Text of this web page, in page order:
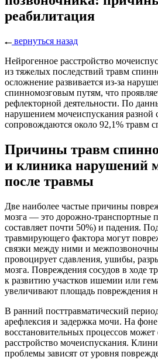
реабилитация
вернуться назад
Нейрогенное расстройство
из тяжелых последствий травм
осложнение развивается из-за
спинномозговым путям, что
рефлекторной деятельности. По
нарушением мочеиспускания разной
сопровождаются около 92,1% травм
Причины травм
и клиника нарушений
после травмы
Две наиболее частые причины
мозга — это дорожно-транспортные
составляет почти 50%) и падения.
травмирующего фактора могут
связки между ними и
провоцирует сдавления, ушибы,
мозга. Повреждения сосудов в ходе
к развитию участков ишемии или
увеличивают площадь повреждения
В ранний посттравматический
арефлексия и задержка мочи. На
восстановительных процессов может
расстройство мочеиспускания.
проблемы зависят от уровня